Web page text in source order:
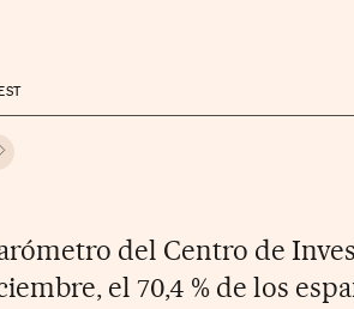
en Facebook
en TwitterRedes Sociales
del Centro de
el 70,4 % de los